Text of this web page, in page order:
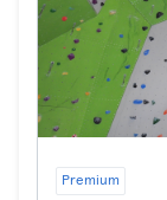
Premium